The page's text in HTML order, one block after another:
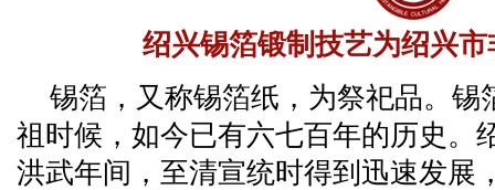
绍兴锡箔锻制技艺为绍兴
锡箔，又称锡箔纸，为祭祀品。锡
祖时候，如今已有六七百年的历史。
洪武年间，至清宣统时得到迅速发展